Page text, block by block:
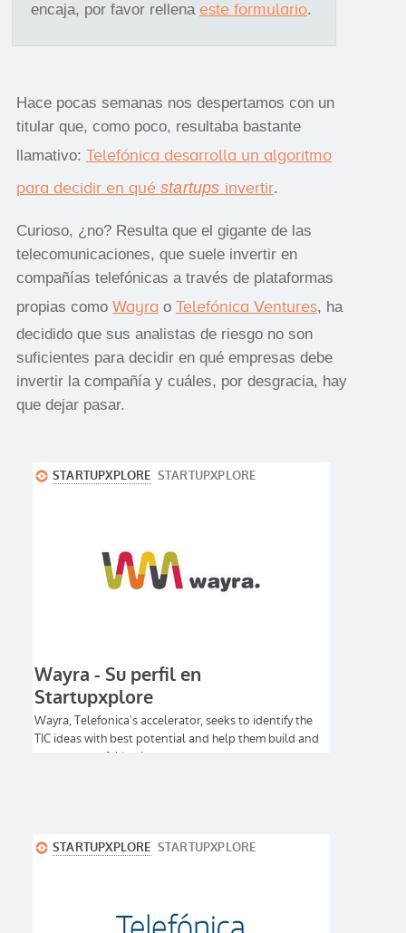
encaja, por favor rellena este formulario.
Hace pocas semanas nos despertamos con un
titular que, como poco, resultaba bastante
llamativo: Telefónica desarrolla un algoritmo
para decidir en qué startups invertir.
Curioso, ¿no? Resulta que el gigante de las
telecomunicaciones, que suele invertir en
compañías telefónicas a través de plataformas
propias como Wayra o Telefónica Ventures, ha
decidido que sus analistas de riesgo no son
suficientes para decidir en qué empresas debe
invertir la compañía y cuáles, por desgracia, hay
que dejar pasar.